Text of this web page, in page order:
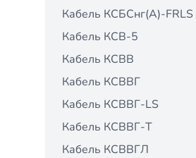
Кабель КСБСнг(А)-FRLS
Кабель КСВ-5
Кабель КСВВ
Кабель КСВВГ
Кабель КСВВГ-LS
Кабель КСВВГ-Т
Кабель КСВВГЛ